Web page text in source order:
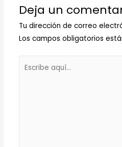
Deja un
Tu dirección de correo
Los campos obligatorios